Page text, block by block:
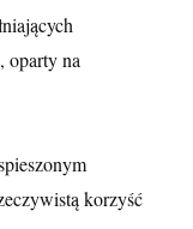
oparty na
korzyść